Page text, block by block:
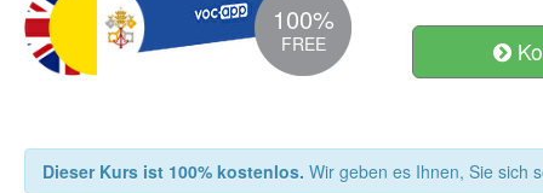
100%
FREE
Dieser Kurs ist 100% kostenlos. Wir geben es Ihnen, Sie sich